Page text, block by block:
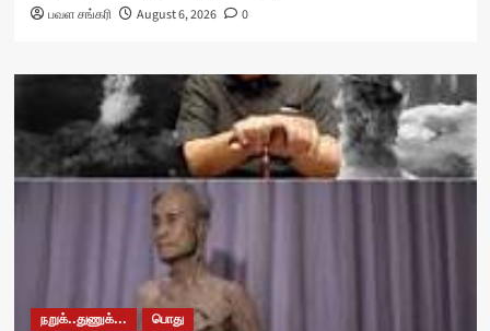
பவள சங்கரி August 6, 2026 0
நறுக்..துணுக்... பொது